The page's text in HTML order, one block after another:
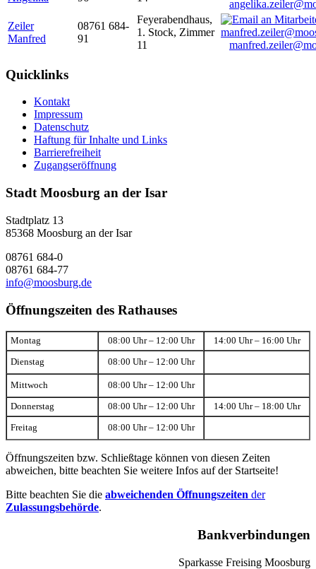
Zeiler
Manfred
08761 684-
91
Feyerabendhaus,
1. Stock, Zimmer
11
Quicklinks
Kontakt
Impressum
Datenschutz
Haftung für Inhalte und Links
Barrierefreiheit
Zugangseröffnung
Stadt Moosburg an der Isar
Stadtplatz 13
85368 Moosburg an der Isar
08761 684-0
08761 684-77
info@moosburg.de
Öffnungszeiten des Rathauses
Montag 08:00 Uhr – 12:00 Uhr 14:00 Uhr – 16:00 Uhr
Dienstag 08:00 Uhr – 12:00 Uhr
Mittwoch 08:00 Uhr – 12:00 Uhr
Donnerstag 08:00 Uhr – 12:00 Uhr 14:00 Uhr – 18:00 Uhr
Freitag 08:00 Uhr – 12:00 Uhr
Öffnungszeiten bzw. Schließtage können von diesen Zeiten
abweichen, bitte beachten Sie weitere Infos auf der Startseite!
Bitte beachten Sie die abweichenden Öffnungszeiten der
Zulassungsbehörde.
Bankverbindungen
Sparkasse Freising Moosburg